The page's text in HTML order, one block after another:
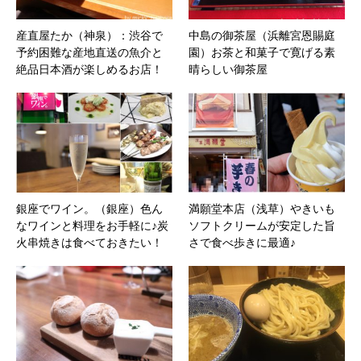
産直屋たか（神泉）：渋谷で
予約困難な産地直送の魚介と
絶品日本酒が楽しめるお店！
中島の御茶屋（浜離宮恩賜庭
園）お茶と和菓子で寛げる素
晴らしい御茶屋
銀座でワイン。（銀座）色ん
なワインと料理をお手軽に♪炭
火串焼きは食べておきたい！
満願堂本店（浅草）やきいも
ソフトクリームが安定した旨
さで食べ歩きに最適♪